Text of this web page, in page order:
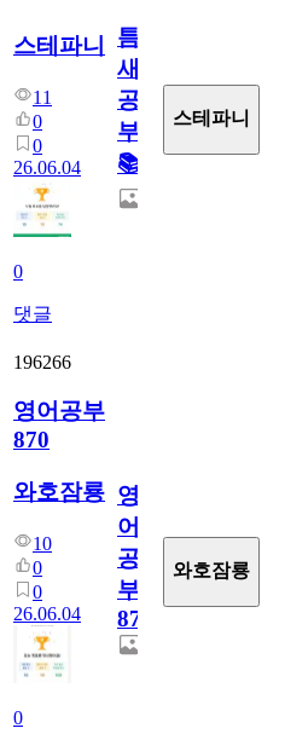
스테파니
11
0
0
26.06.04
0
댓글
틈
새
공
부!
📚
스테파니
196266
영어공부
870
와호잠룡
10
0
0
26.06.04
0
영
어
공
부
870
와호잠룡